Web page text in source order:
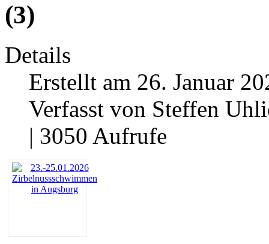
(3)
Details
Erstellt am 26. Januar
Verfasst von Steffen
| 3050 Aufrufe